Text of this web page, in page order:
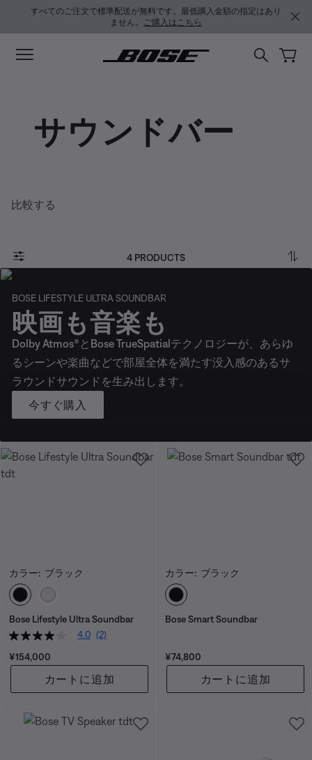
メインコンテンツに移動
サポートチャットに移動する
フッターコンテンツに移動
アクセシビリティ声明に移動する
すべてのご注文で標準配送が無料です。最低購入金額の指定はあり
ません。 ご購入はこちら
サウンドバー
比較する
4 PRODUCTS
BOSE LIFESTYLE ULTRA SOUNDBAR
映画も音楽も
Dolby Atmos®とBose TrueSpatialテクノロジーが、あらゆ
るシーンや楽曲などで部屋全体を満たす没入感のあるサ
ラウンドサウンドを生み出します。
今すぐ購入
カラー: ブラック
カラーの選択
Bose Lifestyle Ultra Soundbar
4.0 (2)
価格:
¥154,000
カートに追加
カラー: ブラック
カラーの選択
Bose Smart Soundbar
価格:
¥74,800
カートに追加